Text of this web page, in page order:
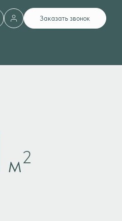
Заказать звонок
м2